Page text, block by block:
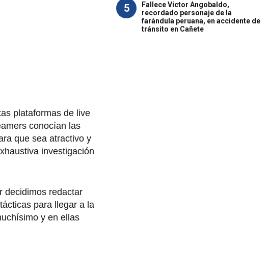
plataformas de live
conocían las
que sea atractivo y
investigación
decidimos redactar
para llegar a la
y en ellas
5
Fallece Víctor Angobaldo,
recordado personaje de la
farándula peruana, en accidente de
tránsito en Cañete